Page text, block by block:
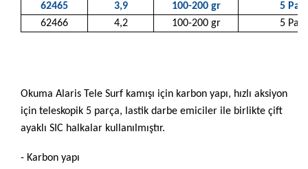
62465
3,9 100-200 gr
5
62466
4,2 100-200 gr 5
Okuma Alaris Tele Surf kamışı için karbon yapı, hızlı aksiyon
için teleskopik 5 parça, lastik darbe emiciler ile birlikte çift
ayaklı SIC halkalar kullanılmıştır.
- Karbon yapı